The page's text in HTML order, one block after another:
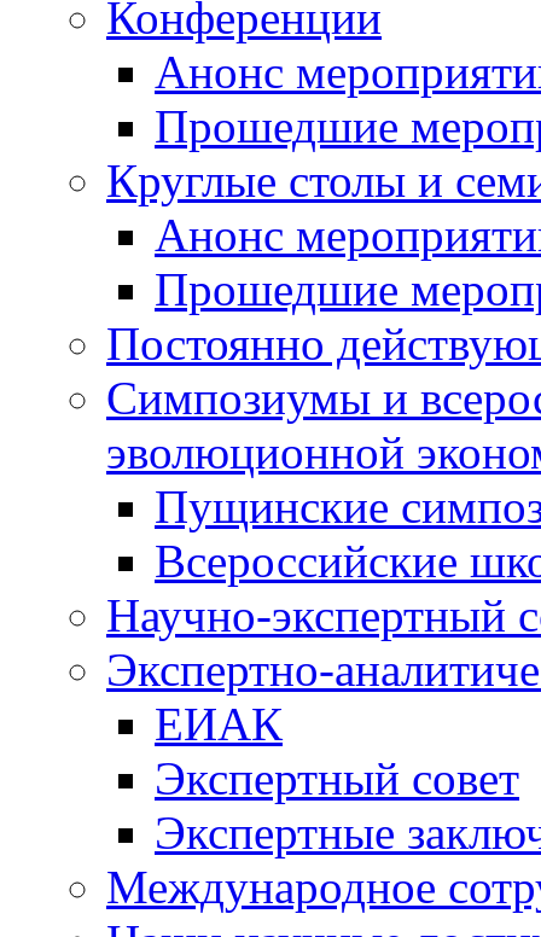
Конференции
Анонс
Прошедшие
Круглые столы и
Анонс
Прошедшие
Постоянно
Симпозиумы и
эволюционной
Пущинские
Всероссийские
Научно-экспертный
Экспертно-
ЕИАК
Экспертный совет
Экспертные
Международное